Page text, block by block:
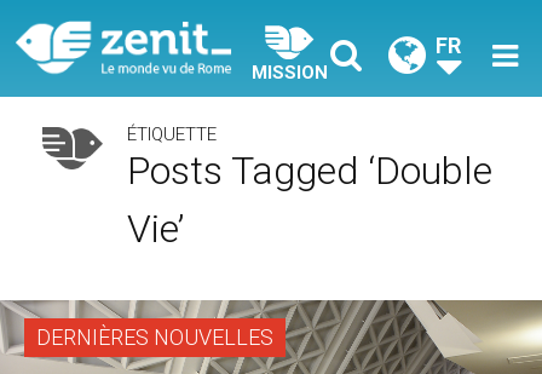
MISSION
FR
ÉTIQUETTE
Posts Tagged ‘double
Vie’
DERNIÈRES NOUVELLES